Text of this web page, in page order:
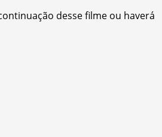
desse filme ou haverá